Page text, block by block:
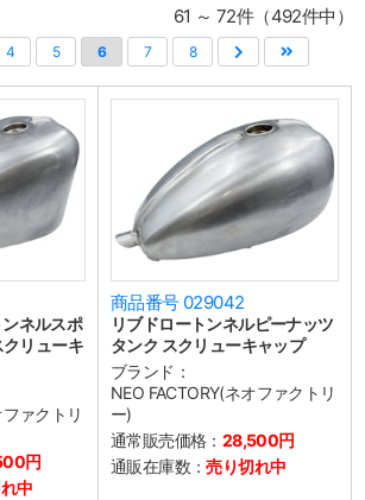
61 ～ 72件（492件中）
4 5 6 7 8
ネルスポ
リューキ
ァクトリ
円
中
商品番号 029042
リブドロートンネルピーナッツ
タンク スクリューキャップ
ブランド：
NEO FACTORY(ネオファクトリ
ー)
通常販売価格： 28,500円
通販在庫数：売り切れ中